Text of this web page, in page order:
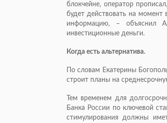
блокчейне, оператор
будет действовать на
информацию, – объяснил
инвестиционные деньги.
Когда есть альтернатива.
По словам Екатерины
строит планы на
Тем временем для
Банка России по ключевой
стимулирования должны